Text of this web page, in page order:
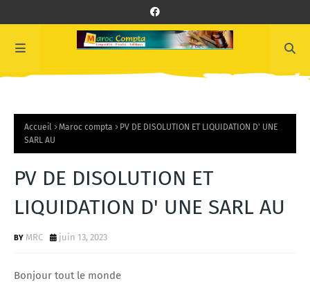
Accueil Maroc compta
PV DE DISOLUTION ET LIQUIDATION D' UNE
SARL AU
PV DE DISOLUTION ET
LIQUIDATION D' UNE SARL AU
MRC juin 13, 2023
Bonjour tout le monde